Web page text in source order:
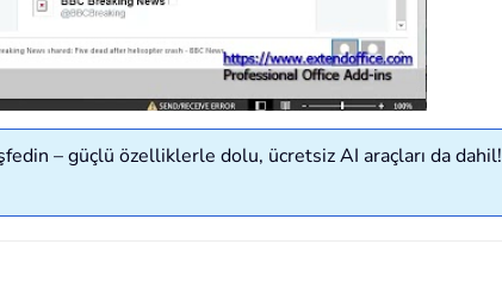
– güçlü özelliklerle dolu, ücretsiz AI araçları da dahil!